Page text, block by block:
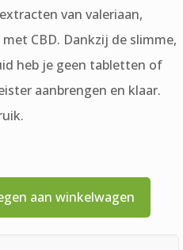
van valeriaan,
CBD. Dankzij de slimme,
heb je geen tabletten of
aanbrengen en klaar.
aan winkelwagen